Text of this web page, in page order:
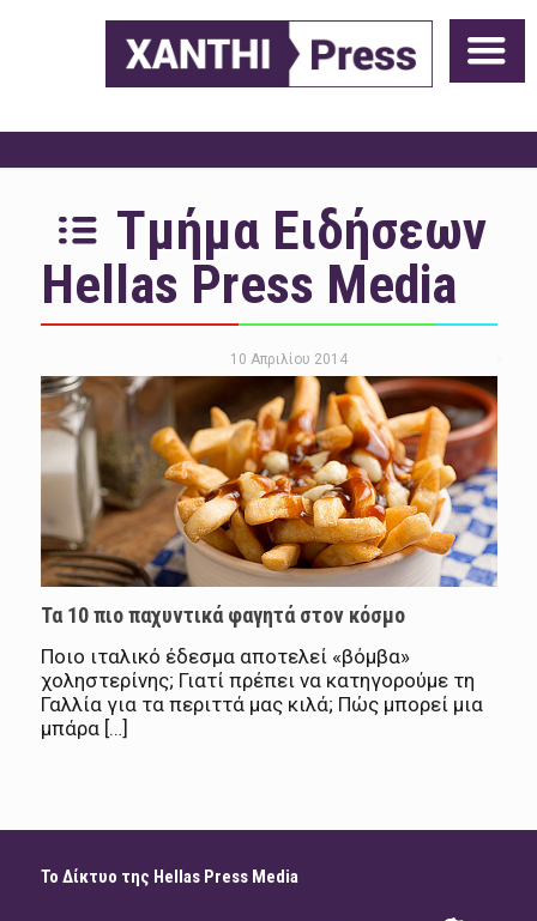
Τμήμα Ειδήσεων
Hellas Press Media
10 Απριλίου 2014
Τα 10 πιο παχυντικά φαγητά στον κόσμο
Ποιο ιταλικό έδεσμα αποτελεί «βόμβα»
χοληστερίνης; Γιατί πρέπει να κατηγορούμε τη
Γαλλία για τα περιττά μας κιλά; Πώς μπορεί μια
μπάρα […]
Το Δίκτυο της Hellas Press Media